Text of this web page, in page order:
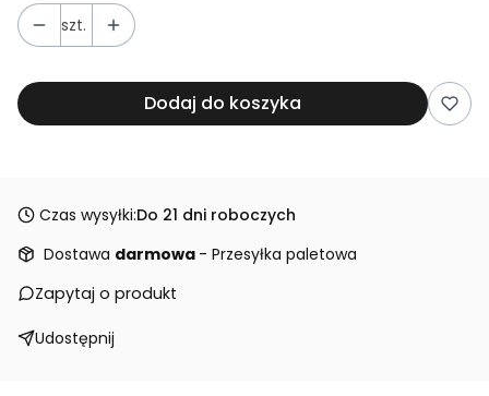
szt.
Dodaj do koszyka
Czas wysyłki:Do 21 dni roboczych
Dostawa darmowa - Przesyłka paletowa
Zapytaj o produkt
Udostępnij